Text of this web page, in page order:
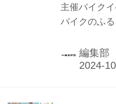
普及安全協
会長）とな
は、自動車
販売関係か
催
主催バイク
バイクのふ
昨年、昨年
ス場（静岡
編集部